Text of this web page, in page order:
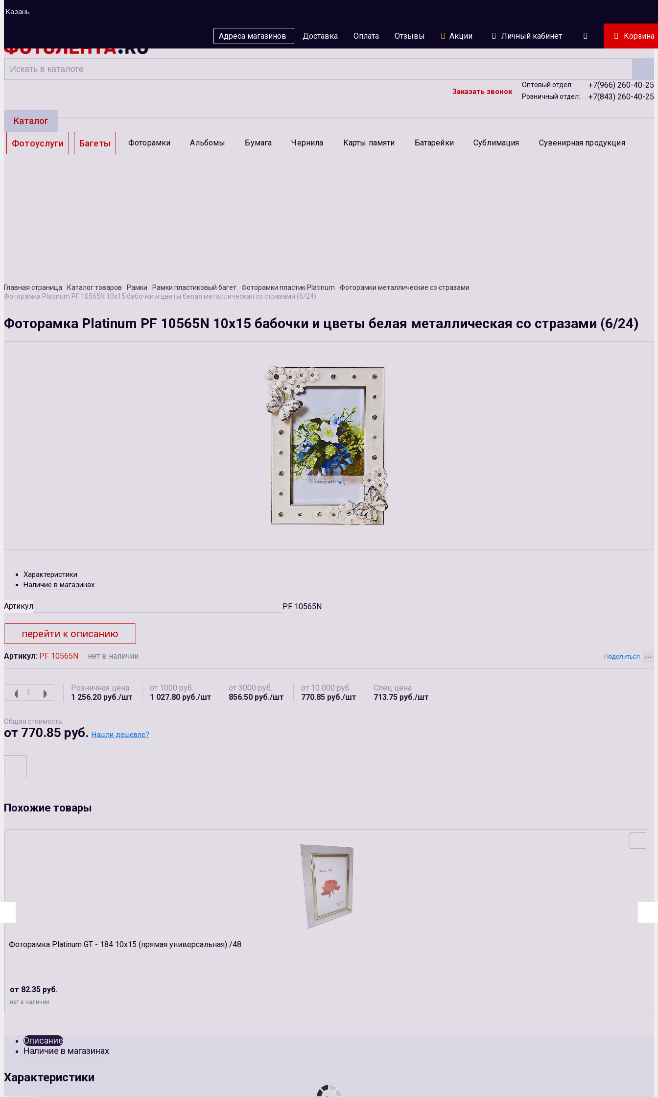
Казань
Адреса магазинов Доставка Оплата Отзывы Акции Личный кабинет Корзина
Заказать звонок
Оптовый отдел: +7(966) 260-40-25
Розничный отдел: +7(843) 260-40-25
Каталог
Фотоуслуги Багеты Фоторамки Альбомы Бумага Чернила Карты памяти Батарейки Сублимация Сувенирная продукция
Главная страница Каталог товаров Рамки Рамки пластиковый багет Фоторамки пластик Platinum
Фоторамки металлические со стразами
Фоторамка Platinum PF 10565N 10x15 бабочки и цветы белая металлическая со стразами (6/24)
Фоторамка Platinum PF 10565N 10x15 бабочки и цветы белая металлическая со стразами (6/24)
Характеристики
Наличие в магазинах
Артикул PF 10565N
перейти к описанию
Артикул: PF 10565N нет в наличии
Розничная цена
1 256.20 руб./шт
от 1000 руб.
1 027.80 руб./шт
от 3000 руб.
856.50 руб./шт
от 10 000 руб.
770.85 руб./шт
Спец цена
713.75 руб./шт
Общая стоимость:
от 770.85 руб. Нашли дешевле?
Похожие товары
Фоторамка Platinum GT - 184 10х15 (прямая универсальная) /48
от 82.35 руб.
нет в наличии
Описание
Наличие в магазинах
Характеристики